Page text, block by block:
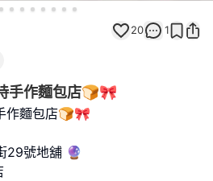
20 1
手作麵包店🍞🎀
作麵包店🍞🎀
29號地舖 🔮